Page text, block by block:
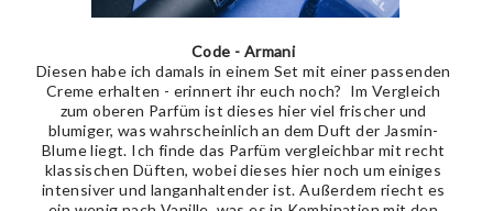
Code - Armani
Diesen habe ich damals in einem Set mit einer passenden
Creme erhalten - erinnert ihr euch noch? Im Vergleich
zum oberen Parfüm ist dieses hier viel frischer und
blumiger, was wahrscheinlich an dem Duft der Jasmin-
Blume liegt. Ich finde das Parfüm vergleichbar mit recht
klassischen Düften, wobei dieses hier noch um einiges
intensiver und langanhaltender ist. Außerdem riecht es